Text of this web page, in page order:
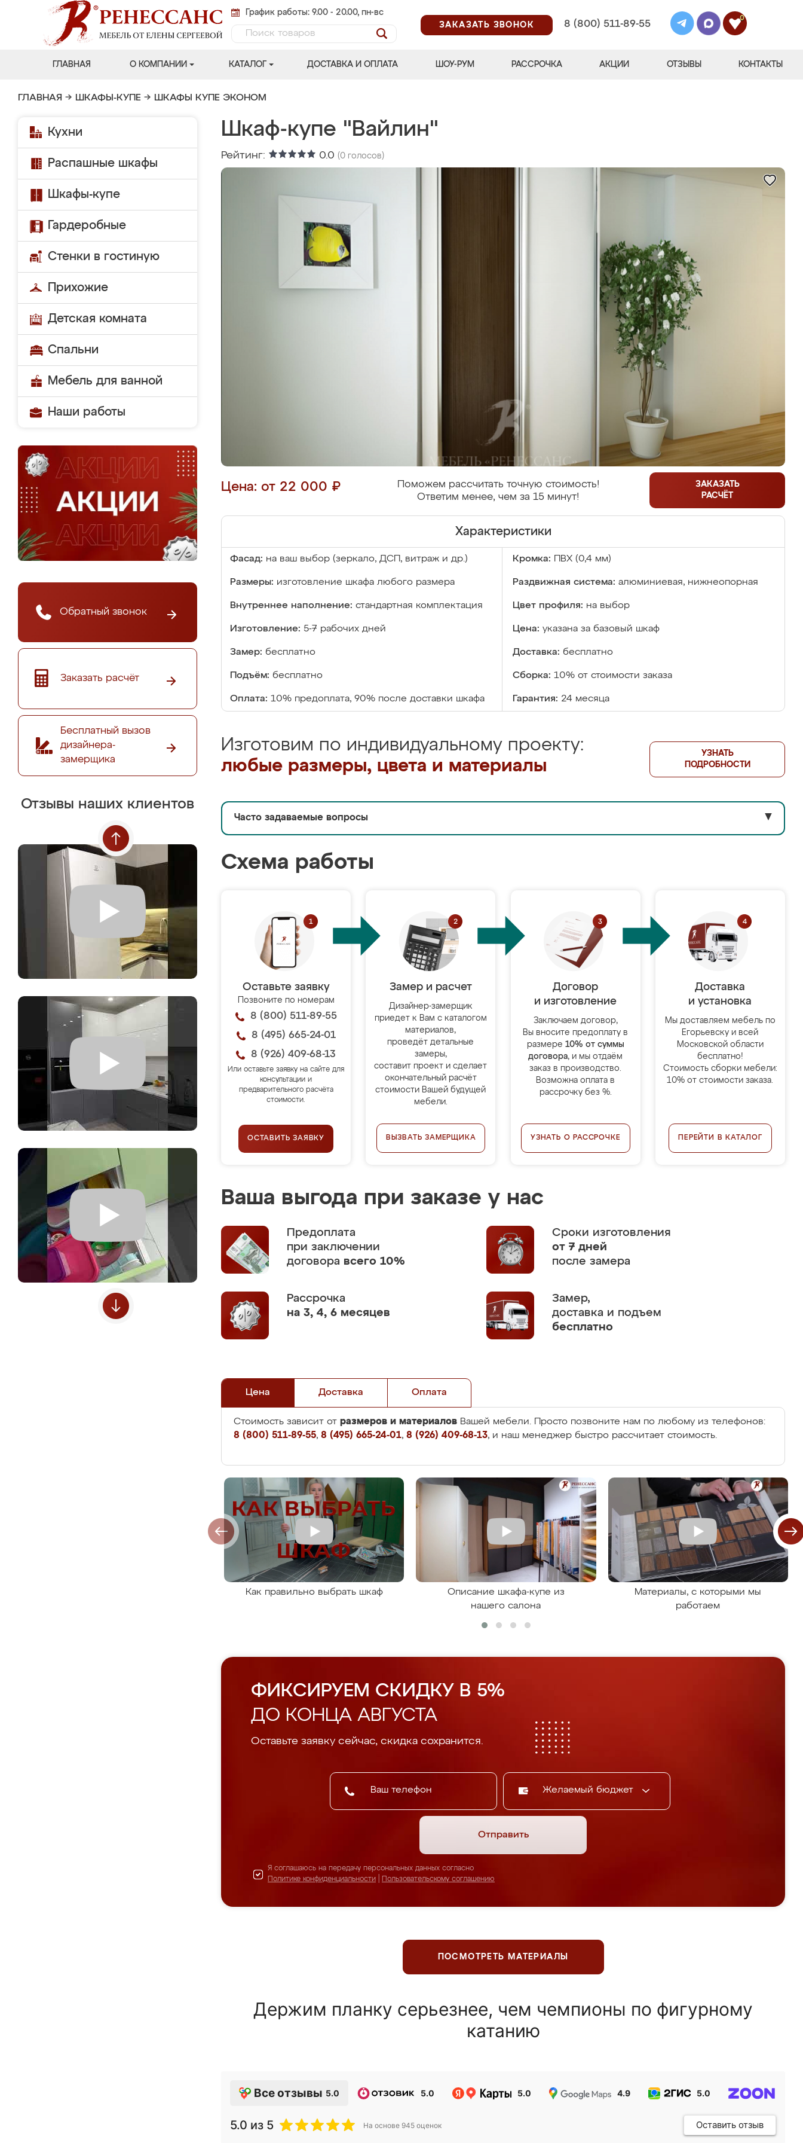
График работы: 9.00 - 20.00, пн-вс
ЗАКАЗАТЬ ЗВОНОК
8 (800) 511-89-55
0
ГЛАВНАЯ О КОМПАНИИ КАТАЛОГ ДОСТАВКА И ОПЛАТА ШОУ-РУМ РАССРОЧКА АКЦИИ ОТЗЫВЫ КОНТАКТЫ
ГЛАВНАЯ → ШКАФЫ-КУПЕ → ШКАФЫ КУПЕ ЭКОНОМ
Кухни
Распашные шкафы
Шкафы-купе
Гардеробные
Стенки в гостиную
Прихожие
Детская комната
Спальни
Мебель для ванной
Наши работы
Обратный звонок
Заказать расчёт
Бесплатный вызов
дизайнера-
замерщика
Отзывы наших клиентов
Шкаф-купе "Вайлин"
Рейтинг: 0.0 (0 голосов)
Цена: от 22 000 ₽
Поможем рассчитать точную стоимость!
Ответим менее, чем за 15 минут!
ЗАКАЗАТЬ
РАСЧЁТ
Характеристики
Фасад: на ваш выбор (зеркало, ДСП, витраж и др.) Кромка: ПВХ (0,4 мм)
Размеры: изготовление шкафа любого размера Раздвижная система: алюминиевая, нижнеопорная
Внутреннее наполнение: стандартная комплектация Цвет профиля: на выбор
Изготовление: 5-7 рабочих дней Цена: указана за базовый шкаф
Замер: бесплатно Доставка: бесплатно
Подъём: бесплатно Сборка: 10% от стоимости заказа
Оплата: 10% предоплата, 90% после доставки шкафа Гарантия: 24 месяца
Изготовим по индивидуальному проекту:
любые размеры, цвета и материалы
УЗНАТЬ
ПОДРОБНОСТИ
Часто задаваемые вопросы ▼
Схема работы
Оставьте заявку
Позвоните по номерам
8 (800) 511-89-55
8 (495) 665-24-01
8 (926) 409-68-13
Или оставьте заявку на сайте для
консультации и
предварительного расчёта
стоимости.
ОСТАВИТЬ ЗАЯВКУ
Замер и расчет
Дизайнер-замерщик
приедет к Вам с каталогом
материалов,
проведёт детальные
замеры,
составит проект и сделает
окончательный расчёт
стоимости Вашей будущей
мебели.
ВЫЗВАТЬ ЗАМЕРЩИКА
Договор
и изготовление
Заключаем договор,
Вы вносите предоплату в
размере 10% от суммы
договора, и мы отдаём
заказ в производство.
Возможна оплата в
рассрочку без %.
УЗНАТЬ О РАССРОЧКЕ
Доставка
и установка
Мы доставляем мебель по
Егорьевску и всей
Московской области
бесплатно!
Стоимость сборки мебели:
10% от стоимости заказа.
ПЕРЕЙТИ В КАТАЛОГ
Ваша выгода при заказе у нас
Предоплата
при заключении
договора всего 10%
Сроки изготовления
от 7 дней
после замера
Рассрочка
на 3, 4, 6 месяцев
Замер,
доставка и подъем
бесплатно
Цена Доставка Оплата
Стоимость зависит от размеров и материалов Вашей мебели. Просто позвоните нам по любому из телефонов:
8 (800) 511-89-55, 8 (495) 665-24-01, 8 (926) 409-68-13, и наш менеджер быстро рассчитает стоимость.
Как правильно выбрать шкаф
Описание шкафа-купе из
нашего салона
Материалы, с которыми мы
работаем
ФИКСИРУЕМ СКИДКУ В 5%
ДО КОНЦА АВГУСТА
Оставьте заявку сейчас, скидка сохранится.
Желаемый бюджет
Отправить
Я соглашаюсь на передачу персональных данных согласно
Политике конфиденциальности
Пользовательскому соглашению
ПОСМОТРЕТЬ МАТЕРИАЛЫ
Держим планку серьезнее, чем чемпионы по фигурному
катанию
Все отзывы 5.0 5.0 5.0 4.9 5.0
5.0 из 5 На основе 945 оценок Оставить отзыв